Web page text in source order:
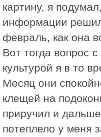
картину, я
информации
февраль, как она
Вот тогда вопрос
культурой я в то
Месяц они
клещей на
приручил и
потеплело у меня